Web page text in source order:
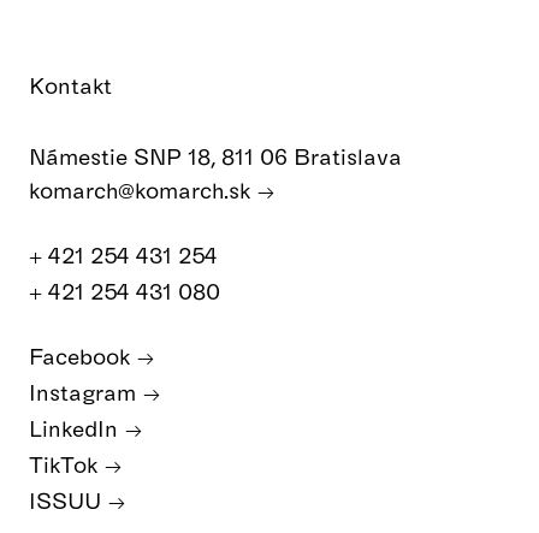
Kontakt
Námestie SNP 18, 811 06 Bratislava
komarch@komarch.sk
+ 421 254 431 254
+ 421 254 431 080
Facebook
Instagram
LinkedIn
TikTok
ISSUU